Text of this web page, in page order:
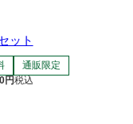
ット
通販限定
税込